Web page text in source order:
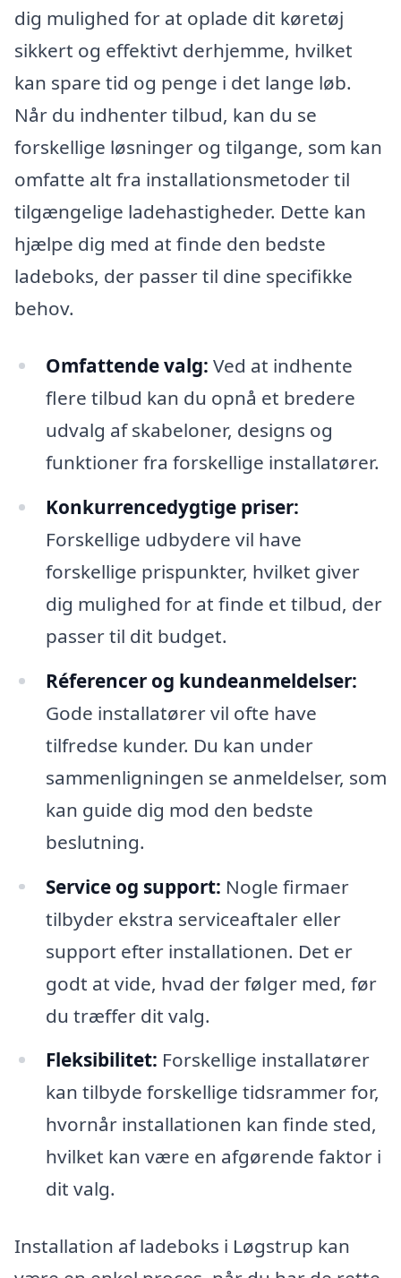
dig mulighed for at oplade dit køretøj
sikkert og effektivt derhjemme, hvilket
kan spare tid og penge i det lange løb.
Når du indhenter tilbud, kan du se
forskellige løsninger og tilgange, som kan
omfatte alt fra installationsmetoder til
tilgængelige ladehastigheder. Dette kan
hjælpe dig med at finde den bedste
ladeboks, der passer til dine specifikke
behov.
Omfattende valg: Ved at indhente
flere tilbud kan du opnå et bredere
udvalg af skabeloner, designs og
funktioner fra forskellige installatører.
Konkurrencedygtige priser:
Forskellige udbydere vil have
forskellige prispunkter, hvilket giver
dig mulighed for at finde et tilbud, der
passer til dit budget.
Réferencer og kundeanmeldelser:
Gode installatører vil ofte have
tilfredse kunder. Du kan under
sammenligningen se anmeldelser, som
kan guide dig mod den bedste
beslutning.
Service og support: Nogle firmaer
tilbyder ekstra serviceaftaler eller
support efter installationen. Det er
godt at vide, hvad der følger med, før
du træffer dit valg.
Fleksibilitet: Forskellige installatører
kan tilbyde forskellige tidsrammer for,
hvornår installationen kan finde sted,
hvilket kan være en afgørende faktor i
dit valg.
Installation af ladeboks i Løgstrup kan